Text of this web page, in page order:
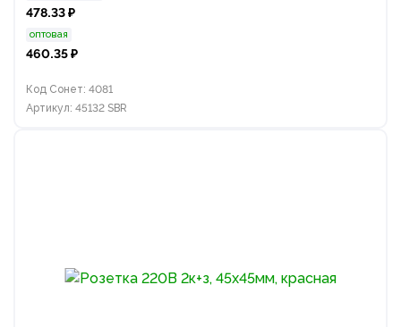
478.33 ₽
оптовая
460.35 ₽
Код Сонет: 4081
Артикул: 45132 SBR